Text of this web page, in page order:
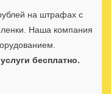
на штрафах с
Наша компания
бесплатно.